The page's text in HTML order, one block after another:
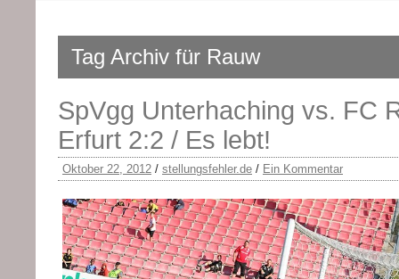
Tag Archiv für Rauw
SpVgg Unterhaching vs. FC
Erfurt 2:2 / Es lebt!
Oktober 22, 2012 / stellungsfehler.de / Ein Kommentar